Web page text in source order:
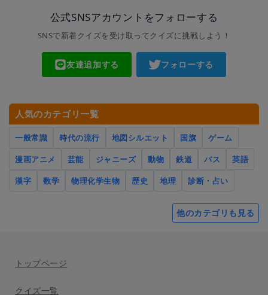
公式SNSアカウントをフォローする
SNSで新着クイズを受け取ってクイズに挑戦しよう！
友達追加する フォローする
人気のカテゴリ一覧
一般常識 時代の流行 地図シルエット 国旗
ゲーム
漫画アニメ
芸能 ジャニーズ 動物 鉄道 バス
英語
漢字
数学 物理化学生物 歴史 地理 診断・占い
他のカテゴリも見る
トップページ
クイズ一覧